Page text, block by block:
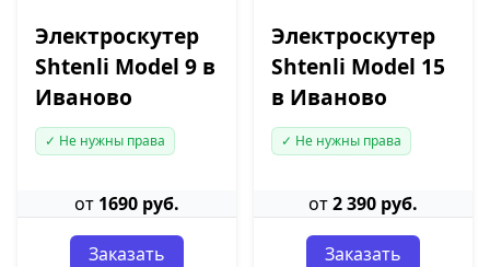
Электроскутер
Shtenli Model 9 в
Иваново
✓ Не нужны права
от 1690 руб.
Заказать
Электроскутер
Shtenli Model 15
в Иваново
✓ Не нужны права
от2 390 руб.
Заказать